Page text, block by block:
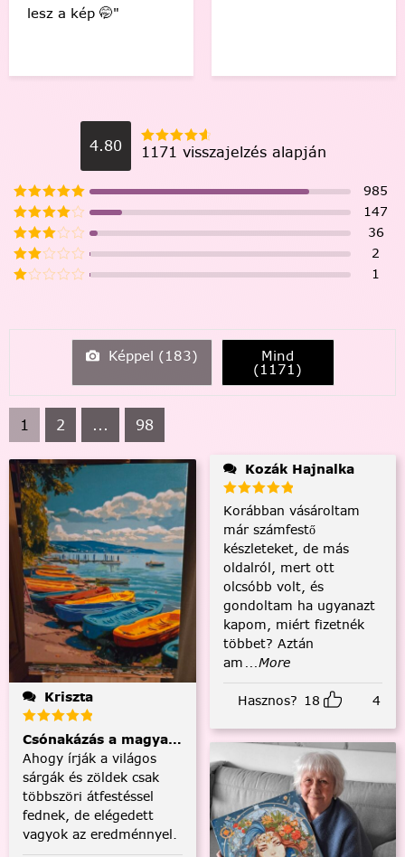
4.80 1171 visszajelzés alapján
985
147
36
2
1
Képpel (183) Mind
(1171)
1 2 ... 98
Kriszta
Csónakázás a magyar tengeren
Ahogy írják a világos
sárgák és zöldek csak
többszöri átfestéssel
fednek, de elégedett
vagyok az eredménnyel.
Kozák Hajnalka
Korábban vásároltam
már számfestő
készleteket, de más
oldalról, mert ott
olcsóbb volt, és
gondoltam ha ugyanazt
kapom, miért fizetnék
többet? Aztán
am ...More
Hasznos? 18 4